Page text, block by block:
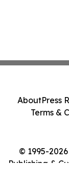
© 1995-
Publishing &
AboutPress
Terms &